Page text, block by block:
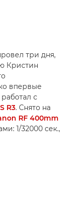
три дня,
Кристин
впервые
с
R3. Снято на
RF 400mm
1/32000 сек.,